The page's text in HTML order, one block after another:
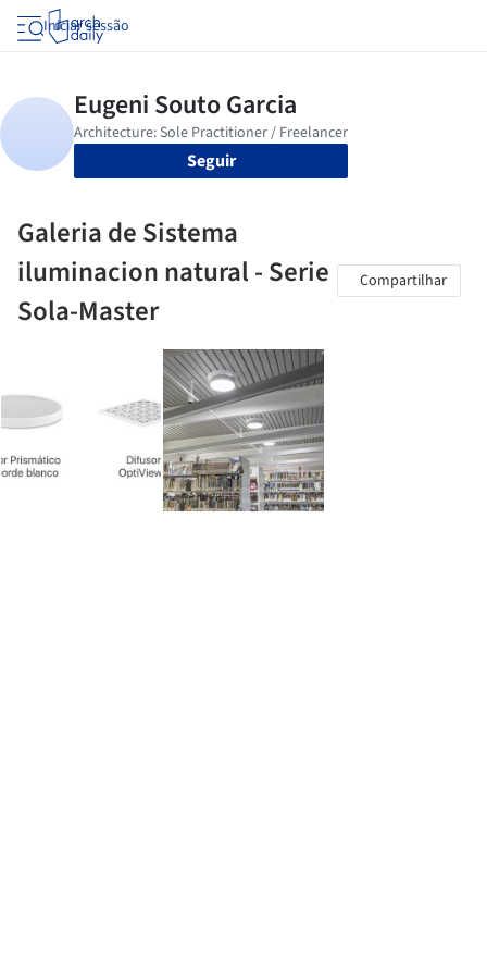
Iniciar sessão
Seguir
Galeria de Sistema
iluminacion natural - Serie
Sola-Master
Compartilhar